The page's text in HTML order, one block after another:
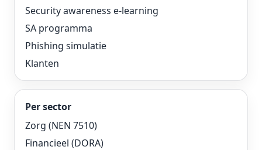
Security awareness e-learning
SA programma
Phishing simulatie
Klanten
Per sector
Zorg (NEN 7510)
Financieel (DORA)